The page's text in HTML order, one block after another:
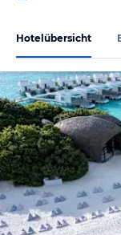
Hotelübersicht